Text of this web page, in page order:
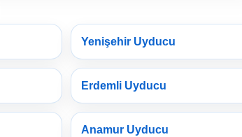
Yenişehir Uyducu
Erdemli Uyducu
Anamur Uyducu